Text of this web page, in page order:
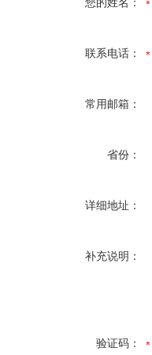
联系电话：
常用邮箱：
省份：
详细地址：
补充说明：
验证码：